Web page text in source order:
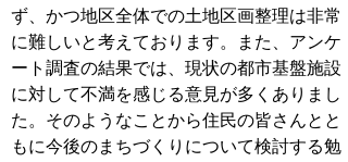
ず、かつ地区全体での土地区画整理は非常
に難しいと考えております。また、アンケ
ート調査の結果では、現状の都市基盤施設
に対して不満を感じる意見が多くありまし
た。そのようなことから住民の皆さんとと
もに今後のまちづくりについて検討する勉